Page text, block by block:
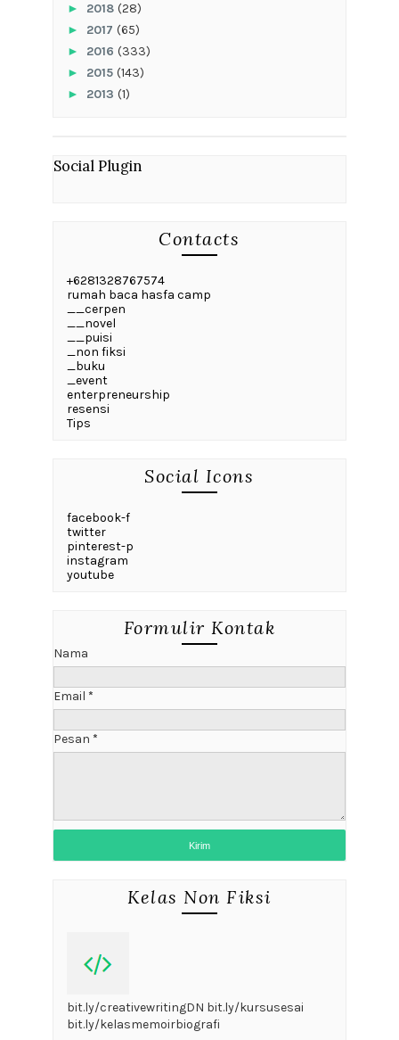
► 2018 (28)
► 2017 (65)
► 2016 (333)
► 2015 (143)
► 2013 (1)
Social Plugin
Contacts
+6281328767574
rumah baca hasfa camp
__cerpen
__novel
__puisi
_non fiksi
_buku
_event
enterpreneurship
resensi
Tips
Social Icons
facebook-f
twitter
pinterest-p
instagram
youtube
Formulir Kontak
Nama
Email *
Pesan *
Kelas Non Fiksi
bit.ly/creativewritingDN bit.ly/kursusesai
bit.ly/kelasmemoirbiografi